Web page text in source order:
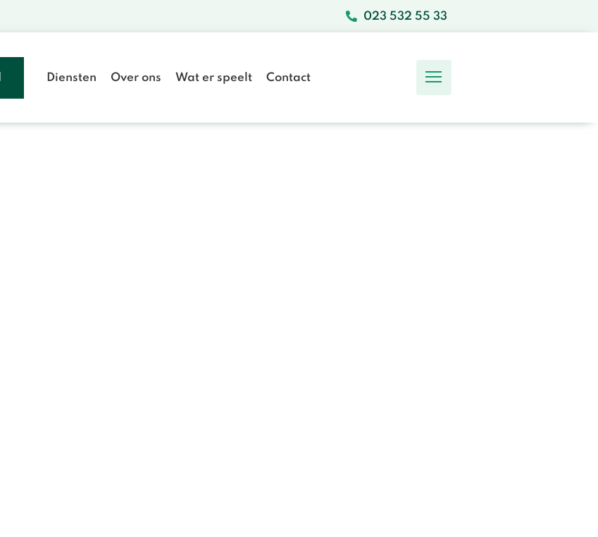
023 532 55 33
Diensten Over ons Wat er speelt Contact
Ons Team